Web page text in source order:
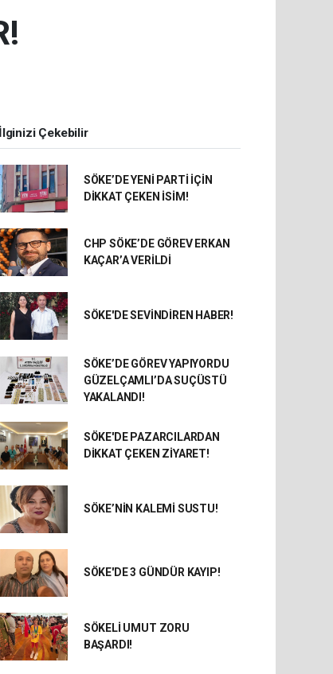
İlginizi Çekebilir
SÖKE’DE YENİ PARTİ İÇİN
DİKKAT ÇEKEN İSİM!
CHP SÖKE’DE GÖREV ERKAN
KAÇAR’A VERİLDİ
SÖKE'DE SEVİNDİREN HABER!
SÖKE’DE GÖREV YAPIYORDU
GÜZELÇAMLI’DA SUÇÜSTÜ
YAKALANDI!
SÖKE'DE PAZARCILARDAN
DİKKAT ÇEKEN ZİYARET!
SÖKE’NİN KALEMİ SUSTU!
SÖKE'DE 3 GÜNDÜR KAYIP!
SÖKELİ UMUT ZORU
BAŞARDI!